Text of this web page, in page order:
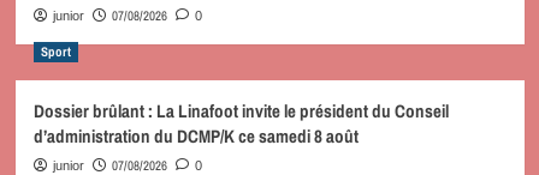
junior 07/08/2026 0
Sport
Dossier brûlant : La Linafoot invite le président du Conseil
d’administration du DCMP/K ce samedi 8 août
junior 07/08/2026 0